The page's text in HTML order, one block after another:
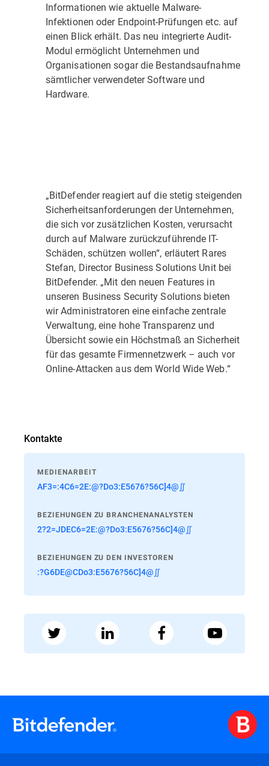
Informationen wie aktuelle Malware-
Infektionen oder Endpoint-Prüfungen etc. auf
einen Blick erhält. Das neu integrierte Audit-
Modul ermöglicht Unternehmen und
Organisationen sogar die Bestandsaufnahme
sämtlicher verwendeter Software und
Hardware.
„BitDefender reagiert auf die stetig steigenden
Sicherheitsanforderungen der Unternehmen,
die sich vor zusätzlichen Kosten, verursacht
durch auf Malware zurückzuführende IT-
Schäden, schützen wollen“, erläutert Rares
Stefan, Director Business Solutions Unit bei
BitDefender. „Mit den neuen Features in
unseren Business Security Solutions bieten
wir Administratoren eine einfache zentrale
Verwaltung, eine hohe Transparenz und
Übersicht sowie ein Höchstmaß an Sicherheit
für das gesamte Firmennetzwerk – auch vor
Online-Attacken aus dem World Wide Web.“
Kontakte
MEDIENARBEIT
AF3=:4C6=2E:@?Do3:E5676?56C]4@∬
BEZIEHUNGEN ZU BRANCHENANALYSTEN
2?2=JDEC6=2E:@?Do3:E5676?56C]4@∬
BEZIEHUNGEN ZU DEN INVESTOREN
:?G6DE@CDo3:E5676?56C]4@∬